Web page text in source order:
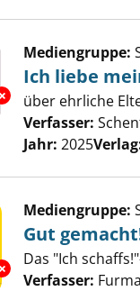
Exemplar-Details
Mediengruppe:
Ich liebe
über ehrliche
Verfasser:
Jahr: 2025
Exemplar-Details
Mediengruppe:
Gut
Das "Ich
Verfasser: